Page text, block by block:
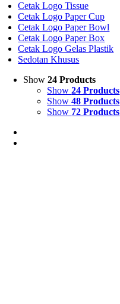
Cetak Logo Tissue
Cetak Logo Paper Cup
Cetak Logo Paper Bowl
Cetak Logo Paper Box
Cetak Logo Gelas Plastik
Sedotan Khusus
Show24 Products
Show24 Products
Show48 Products
Show 72 Products